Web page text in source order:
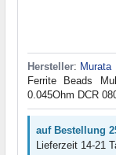
Hersteller: Murata
Ferrite Beads
0.045Ohm DCR
auf Bestellung
Lieferzeit 14-21